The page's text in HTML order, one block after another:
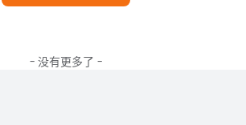
- 没有更多了 -